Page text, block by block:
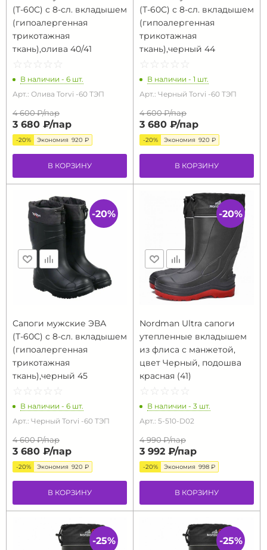
(Т-60С) с 8-сл. вкладышем
(гипоалергенная
трикотажная
ткань),олива 40/41
☆ ☆ ☆ ☆ ☆
★ ★ ★ ★ ★
В наличии - 6 шт.
Арт.: Олива Torvi -60 ТЭП
4 600 ₽/пар
3 680 ₽/пар
-20% Экономия 920 ₽
В КОРЗИНУ
(Т-60С) с 8-сл. вкладышем
(гипоалергенная
трикотажная
ткань),черный 44
☆ ☆ ☆ ☆ ☆
★ ★ ★ ★ ★
В наличии - 1 шт.
Арт.: Черный Torvi -60 ТЭП
4 600 ₽/пар
3 680 ₽/пар
-20% Экономия 920 ₽
В КОРЗИНУ
Сапоги мужские ЭВА
(Т-60С) с 8-сл. вкладышем
(гипоалергенная
трикотажная
ткань),черный 45
☆ ☆ ☆ ☆ ☆
★ ★ ★ ★ ★
В наличии - 6 шт.
Арт.: Черный Torvi -60 ТЭП
4 600 ₽/пар
3 680 ₽/пар
-20% Экономия 920 ₽
В КОРЗИНУ
-20%
Nordman Ultra сапоги
утепленные вкладышем
из флиса с манжетой,
цвет Черный, подошва
красная (41)
☆ ☆ ☆ ☆ ☆
★ ★ ★ ★ ★
В наличии - 3 шт.
Арт.: 5-510-D02
4 990 ₽/пар
3 992 ₽/пар
-20% Экономия 998 ₽
В КОРЗИНУ
-20%
-25% -25%